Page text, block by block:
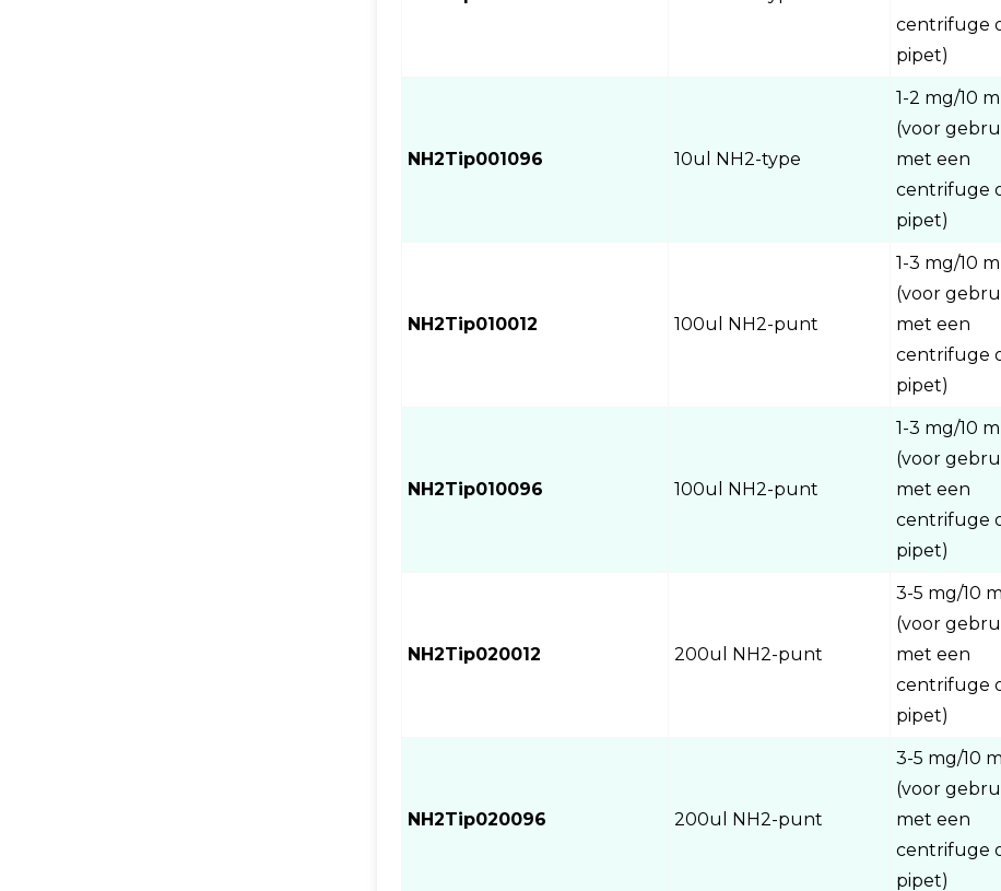
centrifuge
pipet)
NH2Tip001096 10ul NH2-type
1-2 mg/10 ml
(voor
met een
centrifuge
pipet)
NH2Tip010012 100ul NH2-punt
1-3 mg/10 ml
(voor
met een
centrifuge
pipet)
NH2Tip010096 100ul NH2-punt
1-3 mg/10 ml
(voor
met een
centrifuge
pipet)
NH2Tip020012 200ul NH2-punt
3-5 mg/10 ml
(voor
met een
centrifuge
pipet)
NH2Tip020096 200ul NH2-punt
3-5 mg/10 ml
(voor
met een
centrifuge
pipet)